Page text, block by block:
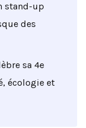
stand-up
des
sa 4e
écologie et